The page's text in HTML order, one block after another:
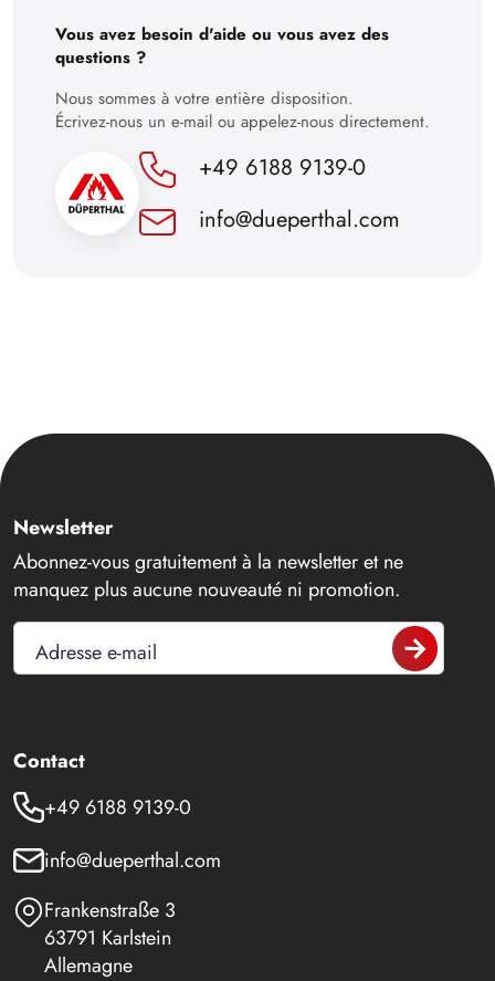
30
Vous avez besoin d'aide ou vous avez des
questions ?
Nous sommes à votre entière disposition.
Écrivez-nous un e-mail ou appelez-nous directement.
+49 6188 9139-0
info@dueperthal.com
Newsletter
Abonnez-vous gratuitement à la newsletter et ne
manquez plus aucune nouveauté ni promotion.
Adresse e-mail
Contact
+49 6188 9139-0
info@dueperthal.com
Frankenstraße 3
63791 Karlstein
Allemagne